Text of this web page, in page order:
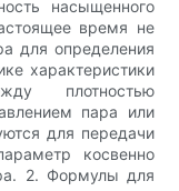
насыщенного
время не
для определения
характеристики
плотностью
пара или
для передачи
косвенно
2. Формулы для